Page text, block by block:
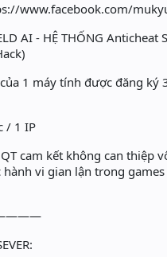
www.facebook.com/
AI - HỆ THỐNG Anticheat
1 máy tính được đăng ký
/ 1 IP
không can thiệp vô
hành vi gian lận trong